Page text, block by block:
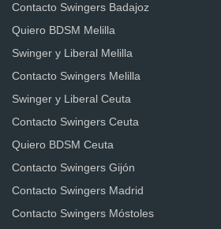
Contacto Swingers Badajoz
Quiero BDSM Melilla
Swinger y Liberal Melilla
Contacto Swingers Melilla
Swinger y Liberal Ceuta
Contacto Swingers Ceuta
Quiero BDSM Ceuta
Contacto Swingers Gijón
Contacto Swingers Madrid
Contacto Swingers Móstoles